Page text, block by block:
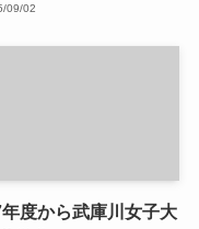
09/02
度から武庫川女子大